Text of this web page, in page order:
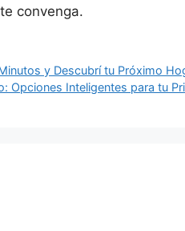
convenga.
y Descubrí tu Próximo
Opciones Inteligentes para tu